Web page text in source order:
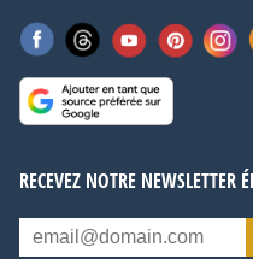
RECEVEZ NOTRE NEWSLETTER